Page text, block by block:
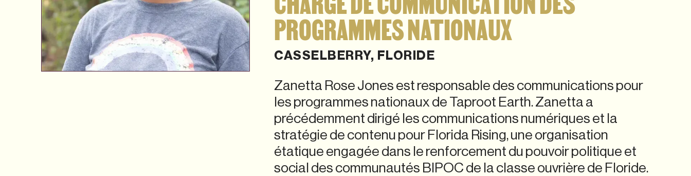
PROGRAMMES NATIONAUX
CASSELBERRY, FLORIDE
Zanetta Rose Jones est responsable des communications pour
les programmes nationaux de Taproot Earth. Zanetta a
précédemment dirigé les communications numériques et la
stratégie de contenu pour Florida Rising, une organisation
étatique engagée dans le renforcement du pouvoir politique et
social des communautés BIPOC de la classe ouvrière de Floride.